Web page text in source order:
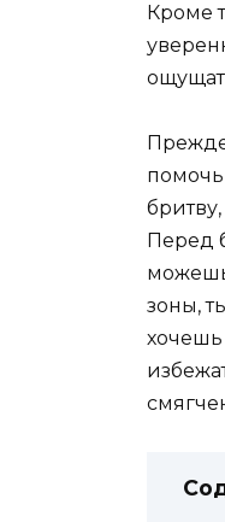
Кроме
Перед
зоны,
хочешь